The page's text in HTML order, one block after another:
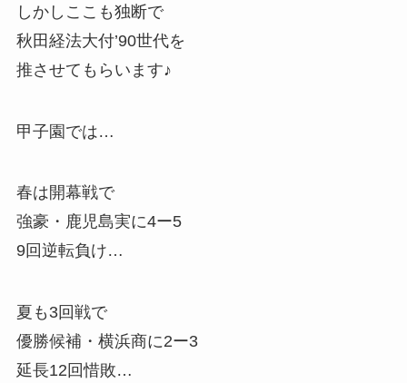
しかしここも独断で
秋田経法大付’90世代を
推させてもらいます♪
甲子園では…
春は開幕戦で
強豪・鹿児島実に4ー5
9回逆転負け…
夏も3回戦で
優勝候補・横浜商に2ー3
延長12回惜敗…